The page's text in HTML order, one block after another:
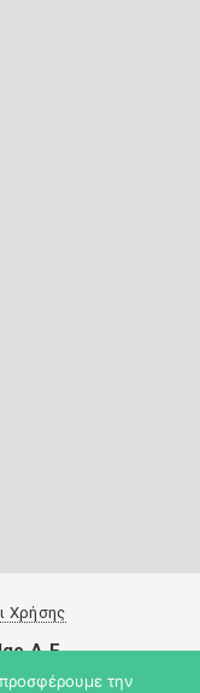
Χρήσης
A.E.
την